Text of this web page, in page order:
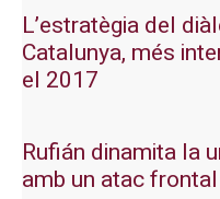
L’estratègia del
Catalunya, més
el 2017
Rufián dinamita la
amb un atac